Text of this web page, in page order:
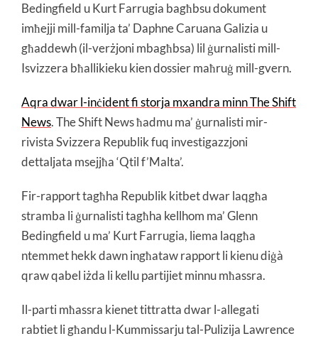
Bedingfield u Kurt Farrugia bagħbsu dokument
imħejji mill-familja ta’ Daphne Caruana Galizia u
għaddewh (il-verżjoni mbagħbsa) lil ġurnalisti mill-
Isvizzera bħallikieku kien dossier maħruġ mill-gvern.
Aqra dwar l-inċident fi storja mxandra minn The Shift
News. The Shift News ħadmu ma’ ġurnalisti mir-
rivista Svizzera Republik fuq investigazzjoni
dettaljata msejjħa ‘Qtil f’Malta’.
Fir-rapport tagħha Republik kitbet dwar laqgħa
stramba li ġurnalisti tagħha kellhom ma’ Glenn
Bedingfield u ma’ Kurt Farrugia, liema laqgħa
ntemmet hekk dawn ingħataw rapport li kienu diġà
qraw qabel iżda li kellu partijiet minnu mħassra.
Il-parti mħassra kienet tittratta dwar l-allegati
rabtiet li għandu l-Kummissarju tal-Pulizija Lawrence